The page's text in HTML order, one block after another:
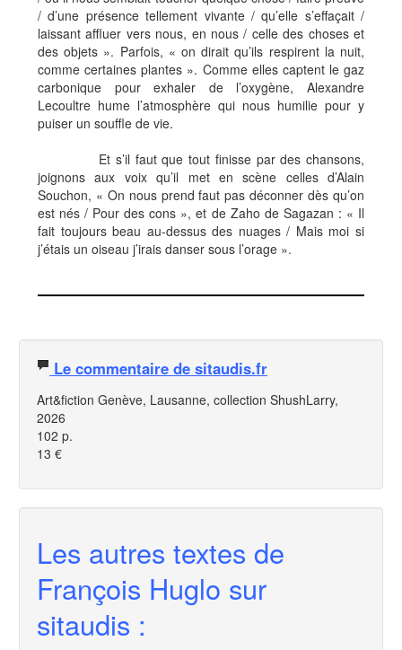
/ d’une présence tellement vivante / qu’elle s’effaçait /
laissant affluer vers nous, en nous / celle des choses et
des objets ». Parfois, « on dirait qu’ils respirent la nuit,
comme certaines plantes ». Comme elles captent le gaz
carbonique pour exhaler de l’oxygène, Alexandre
Lecoultre hume l’atmosphère qui nous humilie pour y
puiser un souffle de vie.
Et s’il faut que tout finisse par des chansons,
joignons aux voix qu’il met en scène celles d’Alain
Souchon, « On nous prend faut pas déconner dès qu’on
est nés / Pour des cons », et de Zaho de Sagazan : « Il
fait toujours beau au-dessus des nuages / Mais moi si
j’étais un oiseau j’irais danser sous l’orage ».
Le commentaire de sitaudis.fr
Art&fiction Genève, Lausanne, collection ShushLarry,
2026
102 p.
13 €
Les autres textes de
François Huglo sur
sitaudis :